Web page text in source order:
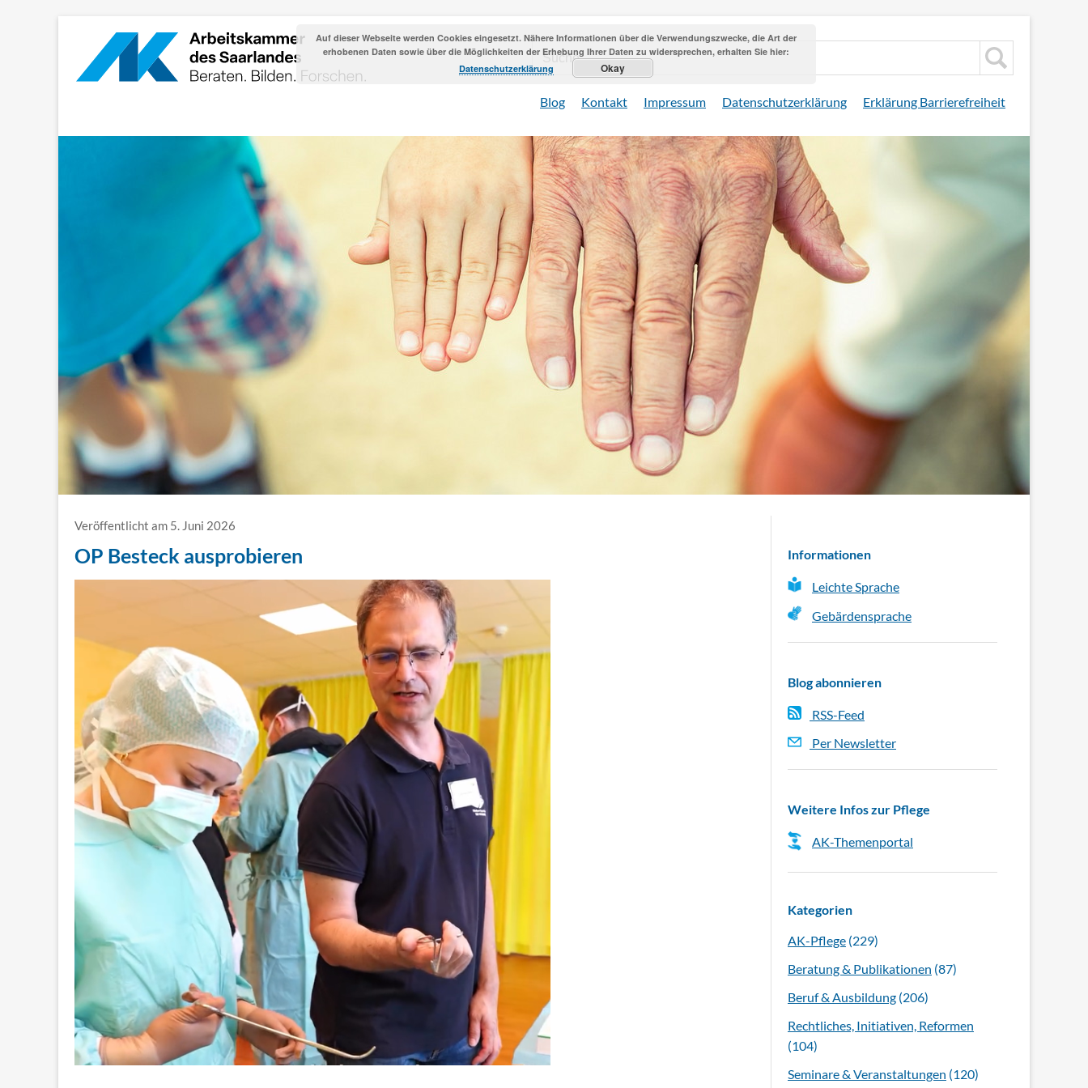
Blog Kontakt Impressum Datenschutzerklärung Erklärung Barrierefreiheit
Veröffentlicht am 5. Juni 2026
OP Besteck ausprobieren Informationen
Leichte Sprache
Gebärdensprache
Blog abonnieren
RSS-Feed
Per Newsletter
Weitere Infos zur Pflege
AK-Themenportal
Kategorien
AK-Pflege (229)
Beratung & Publikationen (87)
Beruf & Ausbildung (206)
Rechtliches, Initiativen, Reformen
(104)
Seminare & Veranstaltungen (120)
Auf dieser Webseite werden Cookies eingesetzt. Nähere Informationen über die Verwendungszwecke, die Art der
erhobenen Daten sowie über die Möglichkeiten der Erhebung Ihrer Daten zu widersprechen, erhalten Sie hier:
Datenschutzerklärung
Okay